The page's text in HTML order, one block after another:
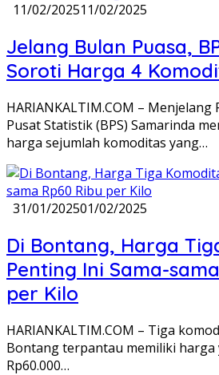
11/02/202511/02/2025
Jelang Bulan Puasa,
Soroti Harga 4
HARIANKALTIM.COM – Menjelang
Pusat Statistik (BPS) Samarinda
harga sejumlah komoditas yang…
31/01/202501/02/2025
Di Bontang, Harga
Penting Ini Sama-
per Kilo
HARIANKALTIM.COM – Tiga
Bontang terpantau memiliki harga
Rp60.000…